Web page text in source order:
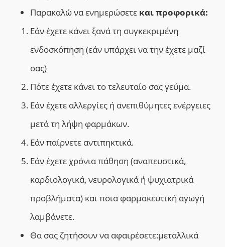
Παρακαλώ να ενημερώσετε και προφορικά:
Εάν έχετε κάνει ξανά τη συγκεκριμένη
ενδοσκόπηση (εάν υπάρχει να την έχετε μαζί
σας)
Πότε έχετε κάνει το τελευταίο σας γεύμα.
Εάν έχετε αλλεργίες ή ανεπιθύμητες ενέργειες
μετά τη λήψη φαρμάκων.
Εάν παίρνετε αντιπηκτικά.
Εάν έχετε χρόνια πάθηση (αναπευστικά,
καρδιολογικά, νευρολογικά ή ψυχιατρικά
προβλήματα) και ποια φαρμακευτική αγωγή
λαμβάνετε.
Θα σας ζητήσουν να αφαιρέσετε:μεταλλικά